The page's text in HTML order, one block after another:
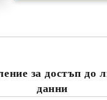
за достъп до
данни